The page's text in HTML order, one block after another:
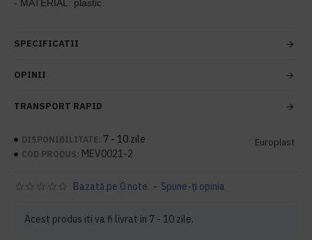
- MATERIAL: plastic.
SPECIFICATII
OPINII
TRANSPORT RAPID
DISPONIBILITATE: 7 - 10 zile
COD PRODUS: MEV0021-2
Europlast
Acest produs iti va fi livrat in 7 - 10 zile.
Bazată pe 0 note. - Spune-ţi opinia